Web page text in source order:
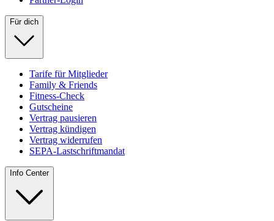
Für dich
Tarife für Mitglieder
Family & Friends
Fitness-Check
Gutscheine
Vertrag pausieren
Vertrag kündigen
Vertrag widerrufen
SEPA-Lastschriftmandat
Info Center